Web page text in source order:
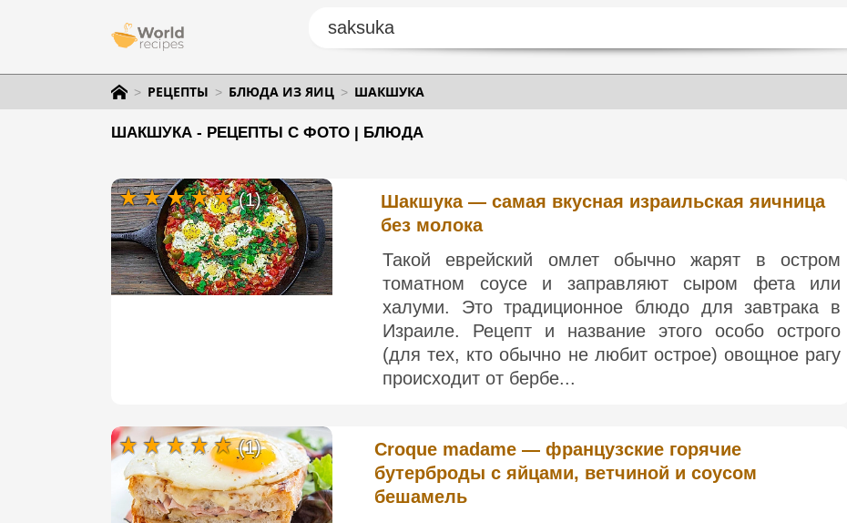
РЕЦЕПТЫ БЛЮДА ИЗ ЯИЦ ШАКШУКА
ШАКШУКА - РЕЦЕПТЫ С ФОТО | БЛЮДА
Шакшука — самая вкусная израильская яичница
без молока
Такой еврейский омлет обычно жарят в остром
томатном соусе и заправляют сыром фета или
халуми. Это традиционное блюдо для завтрака в
Израиле. Рецепт и название этого особо острого
(для тех, кто обычно не любит острое) овощное рагу
происходит от бербе...
(1)
Croque madame — французские горячие
бутерброды с яйцами, ветчиной и соусом
бешамель
(1)